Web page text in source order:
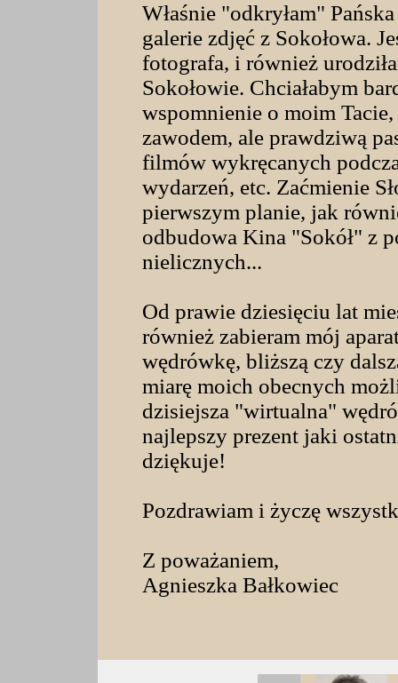
Właśnie "odkryłam"
galerie zdjęć z Sokołowa.
fotografa, i również
Sokołowie. Chciałabym
wspomnienie o moim
zawodem, ale prawdziwą
filmów wykręcanych
wydarzeń, etc. Zaćmienie
pierwszym planie, jak
odbudowa Kina "Sokół" z
nielicznych...
Od prawie dziesięciu lat
również zabieram mój
wędrówkę, bliższą czy
miarę moich obecnych
dzisiejsza "wirtualna"
najlepszy prezent jaki
dziękuje!
Pozdrawiam i życzę
Z poważaniem,
Agnieszka Bałkowiec